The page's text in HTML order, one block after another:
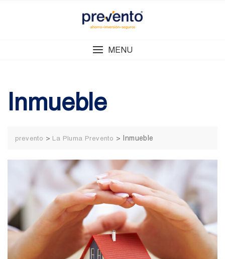
MENU
Inmueble
prevento > La Pluma Prevento > Inmueble